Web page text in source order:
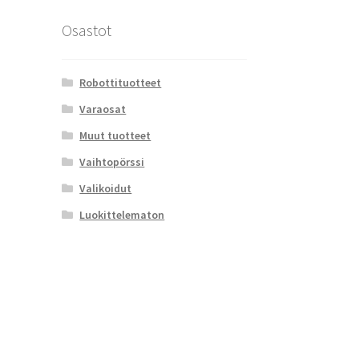
Osastot
Robottituotteet
Varaosat
Muut tuotteet
Vaihtopörssi
Valikoidut
Luokittelematon